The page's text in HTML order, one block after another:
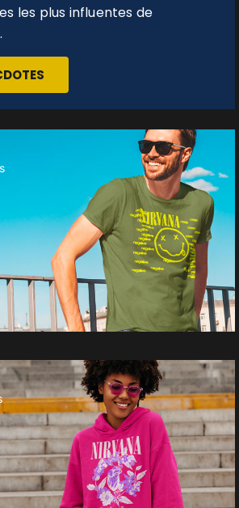
les plus influentes de